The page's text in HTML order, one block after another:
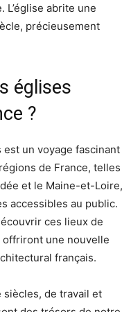
L’église abrite une
précieusement
églises
?
un voyage fascinant
de France, telles
et le Maine-et-Loire,
accessibles au public.
ces lieux de
une nouvelle
français.
siècles, de travail et